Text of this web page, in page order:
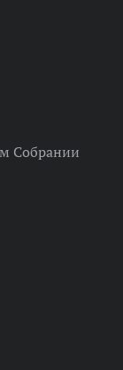
Собрании